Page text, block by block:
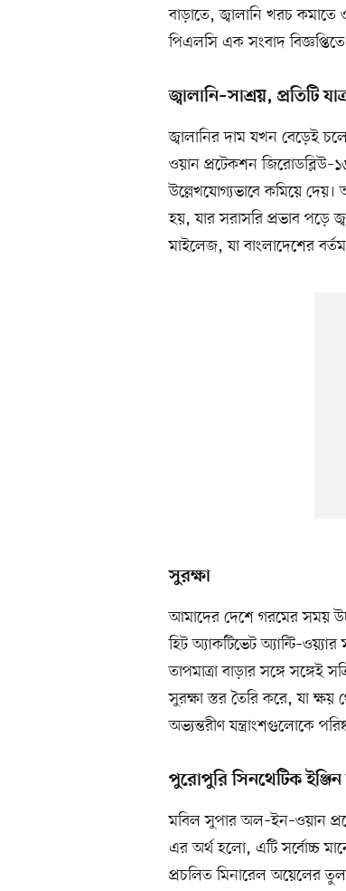
বাড়াতে, জ্বালানি খরচ
পিএলসি এক সংবাদ
জ্বালানি–সাশ্রয়, প্রতিটি
জ্বালানির দাম যখন বেড়েই
ওয়ান প্রটেকশন
উল্লেখযোগ্যভাবে কমিয়ে
হয়, যার সরাসরি প্রভাব পড়ে
মাইলেজ, যা বাংলাদেশের
সুরক্ষা
আমাদের দেশে গরমের সময়
হিট অ্যাকটিভেট
তাপমাত্রা বাড়ার সঙ্গে সঙ্গেই
সুরক্ষা স্তর তৈরি করে, যা
অভ্যন্তরীণ যন্ত্রাংশগুলোকে
পুরোপুরি সিনথেটিক
মবিল সুপার অল–ইন–ওয়ান
এর অর্থ হলো, এটি সর্বোচ্চ
প্রচলিত মিনারেল অয়েলের